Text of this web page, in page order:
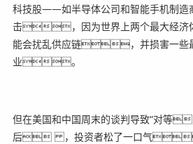
科技股——如半导体公司和智能手机制
击，因为世界上两个最大经济
能会扰乱供应链，并损害一些
业。
但在美国和中国周末的谈判导致“对等
后 ，投资者松了一口气